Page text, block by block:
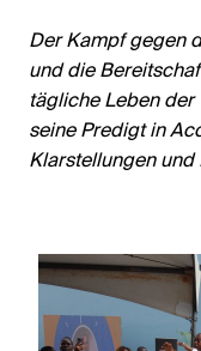
Der Kampf gegen
und die
tägliche Leben der
seine Predigt in
Klarstellungen und